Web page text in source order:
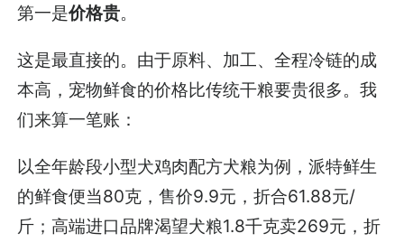
第一是价格贵。
这是最直接的。由于原料、加工、全程冷链的成
本高，宠物鲜食的价格比传统干粮要贵很多。我
们来算一笔账：
以全年龄段小型犬鸡肉配方犬粮为例，派特鲜生
的鲜食便当80克，售价9.9元，折合61.88元/
斤；高端进口品牌渴望犬粮1.8千克卖269元，折